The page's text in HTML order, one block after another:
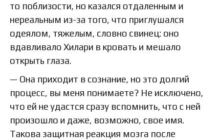
то поблизости, но казался отдаленным и
нереальным из-за того, что приглушался
одеялом, тяжелым, словно свинец: оно
вдавливало Хилари в кровать и мешало
открыть глаза.
— Она приходит в сознание, но это долгий
процесс, вы меня понимаете? Не исключено,
что ей не удастся сразу вспомнить, что с ней
произошло и даже, возможно, свое имя.
Такова защитная реакция мозга после